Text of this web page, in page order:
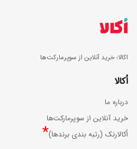
اکالا؛ خرید آنلاین از سوپرمارکت‌ها
اُکالا
درباره ما
خرید آنلاین از سوپرمارکت‌ها
اُکالارنک (رتبه بندی برندها)*